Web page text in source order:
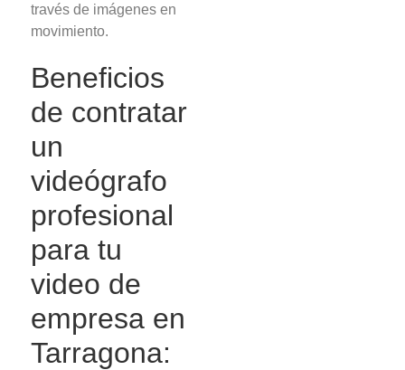
través de imágenes en
movimiento.
Beneficios
de contratar
un
videógrafo
profesional
para tu
video de
empresa en
Tarragona: